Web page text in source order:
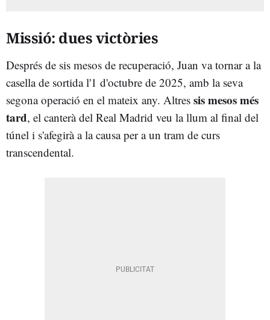
Missió: dues victòries
Després de sis mesos de recuperació, Juan va tornar a la
casella de sortida l'1 d'octubre de 2025, amb la seva
segona operació en el mateix any. Altres sis mesos més
tard, el canterà del Real Madrid veu la llum al final del
túnel i s'afegirà a la causa per a un tram de curs
transcendental.